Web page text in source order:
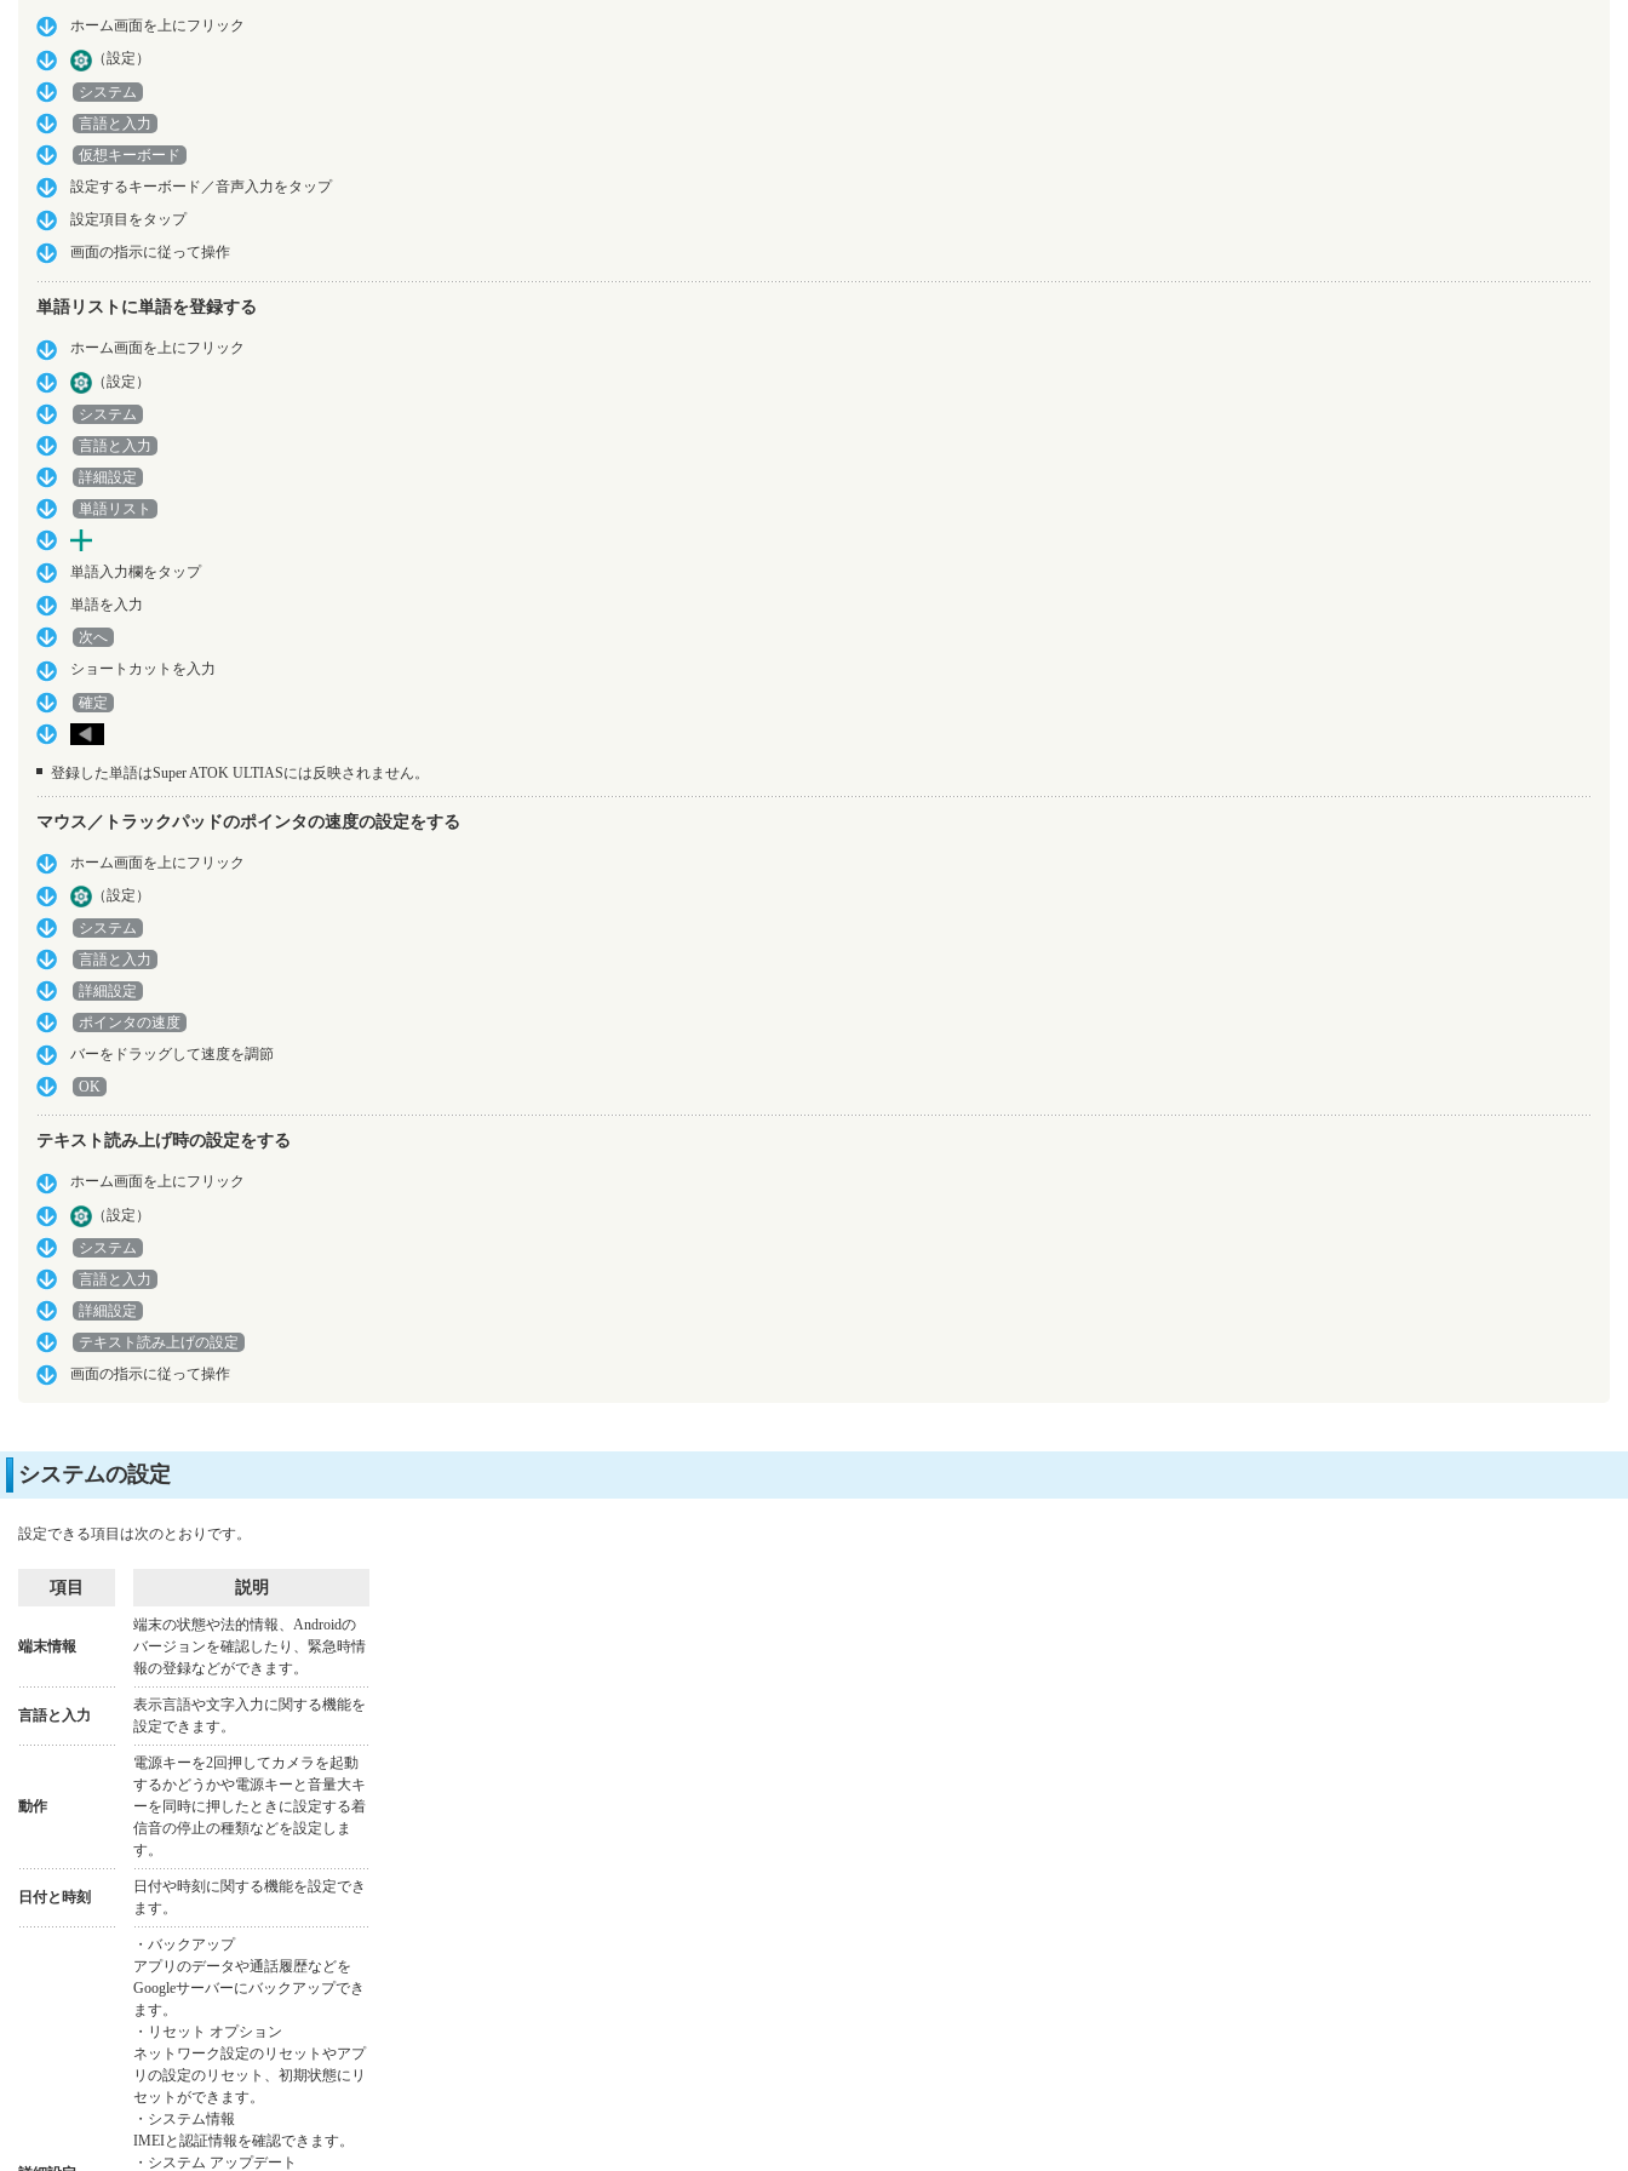
ホーム画面を上にフリック
（設定）
システム
言語と入力
仮想キーボード
設定するキーボード／音声入力をタップ
設定項目をタップ
画面の指示に従って操作
単語リストに単語を登録する
ホーム画面を上にフリック
（設定）
システム
言語と入力
詳細設定
単語リスト
単語入力欄をタップ
単語を入力
次へ
ショートカットを入力
確定
登録した単語はSuper ATOK ULTIASには反映されません。
マウス／トラックパッドのポインタの速度の設定をする
ホーム画面を上にフリック
（設定）
システム
言語と入力
詳細設定
ポインタの速度
バーをドラッグして速度を調節
OK
テキスト読み上げ時の設定をする
ホーム画面を上にフリック
（設定）
システム
言語と入力
詳細設定
テキスト読み上げの設定
画面の指示に従って操作
システムの設定
設定できる項目は次のとおりです。
項目 説明
端末情報
端末の状態や法的情報、Androidの
バージョンを確認したり、緊急時情
報の登録などができます。
言語と入力
表示言語や文字入力に関する機能を
設定できます。
動作
電源キーを2回押してカメラを起動
するかどうかや電源キーと音量大キ
ーを同時に押したときに設定する着
信音の停止の種類などを設定しま
す。
日付と時刻
日付や時刻に関する機能を設定でき
ます。
・バックアップ
アプリのデータや通話履歴などを
Googleサーバーにバックアップでき
ます。
・リセット オプション
ネットワーク設定のリセットやアプ
リの設定のリセット、初期状態にリ
セットができます。
・システム情報
IMEIと認証情報を確認できます。
・システム アップデート